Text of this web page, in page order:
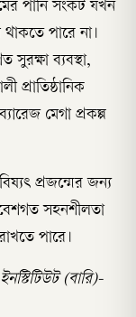
পানি সংকট যখন
থাকতে পারে না।
ব্যবস্থা,
প্রাতিষ্ঠানিক
মেগা প্রকল্প
প্রজন্মের জন্য
সহনশীলতা
পারে।
(বারি)-